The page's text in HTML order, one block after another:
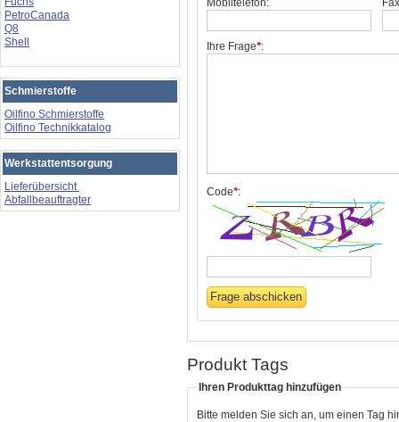
Mobiltelefon:
Ihre Frage*:
Code*:
Produkt Tags
Ihren Produkttag hinzufügen
Bitte melden Sie sich an, um einen Tag
PetroCanada
Q8
Shell
Schmierstoffe
Oilfino Schmierstoffe
Oilfino Technikkatalog
Werkstattentsorgung
Lieferübersicht
Abfallbeauftragter